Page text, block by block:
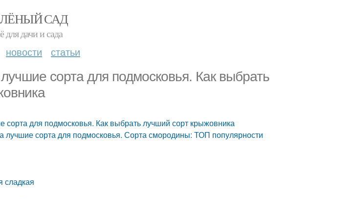
САД
для дачи и сада
новости статьи
сорта для подмосковья. Как выбрать
сорта для подмосковья. Как выбрать лучший сорт крыжовника
лучшие сорта для подмосковья. Сорта смородины: ТОП популярности
сладкая